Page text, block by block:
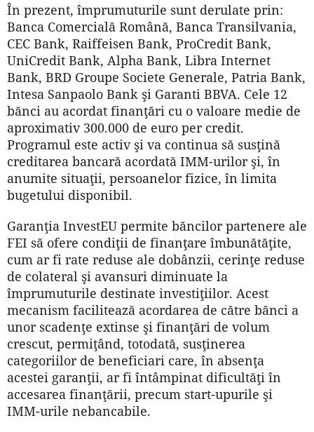
În prezent, împrumuturile sunt derulate prin:
Banca Comercială Română, Banca Transilvania,
CEC Bank, Raiffeisen Bank, ProCredit Bank,
UniCredit Bank, Alpha Bank, Libra Internet
Bank, BRD Groupe Societe Generale, Patria Bank,
Intesa Sanpaolo Bank şi Garanti BBVA. Cele 12
bănci au acordat finanţări cu o valoare medie de
aproximativ 300.000 de euro per credit.
Programul este activ şi va continua să susţină
creditarea bancară acordată IMM-urilor şi, în
anumite situaţii, persoanelor fizice, în limita
bugetului disponibil.
Garanţia InvestEU permite băncilor partenere ale
FEI să ofere condiţii de finanţare îmbunătăţite,
cum ar fi rate reduse ale dobânzii, cerinţe reduse
de colateral şi avansuri diminuate la
împrumuturile destinate investiţiilor. Acest
mecanism facilitează acordarea de către bănci a
unor scadenţe extinse şi finanţări de volum
crescut, permiţând, totodată, susţinerea
categoriilor de beneficiari care, în absenţa
acestei garanţii, ar fi întâmpinat dificultăţi în
accesarea finanţării, precum start-upurile şi
IMM-urile nebancabile.